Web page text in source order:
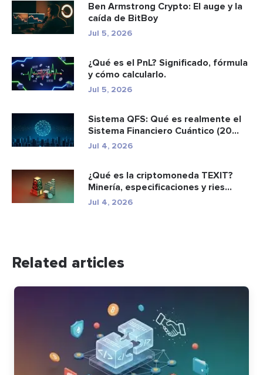
Ben Armstrong Crypto: El auge y la
caída de BitBoy
Jul 5, 2026
¿Qué es el PnL? Significado, fórmula
y cómo calcularlo.
Jul 5, 2026
Sistema QFS: Qué es realmente el
Sistema Financiero Cuántico (20...
Jul 4, 2026
¿Qué es la criptomoneda TEXIT?
Minería, especificaciones y ries...
Jul 4, 2026
Related articles